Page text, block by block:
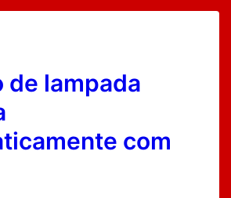
de lampada
com